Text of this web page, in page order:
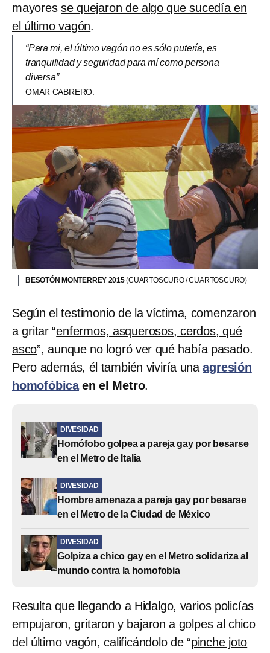
mayores se quejaron de algo que sucedía en
el último vagón.
“Para mi, el último vagón no es sólo putería, es
tranquilidad y seguridad para mí como persona
diversa”
OMAR CABRERO.
BESOTÓN MONTERREY 2015(CUARTOSCURO / CUARTOSCURO)
Según el testimonio de la víctima, comenzaron
a gritar “enfermos, asquerosos, cerdos, qué
asco”, aunque no logró ver qué había pasado.
Pero además, él también viviría unaagresión
homofóbicaen el Metro.
DIVESIDAD
Homófobo golpea a pareja gay por besarse
en el Metro de Italia
DIVESIDAD
Hombre amenaza a pareja gay por besarse
en el Metro de la Ciudad de México
DIVESIDAD
Golpiza a chico gay en el Metro solidariza al
mundo contra la homofobia
Resulta que llegando a Hidalgo, varios policías
empujaron, gritaron y bajaron a golpes al chico
del último vagón, calificándolo de “pinche joto